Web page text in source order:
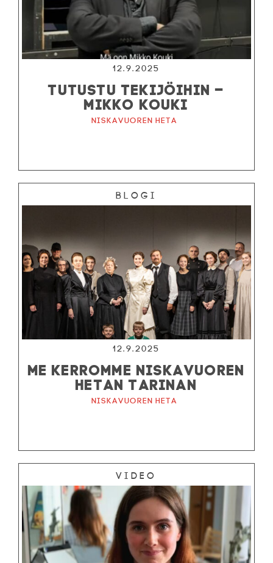
12.9.2025
TUTUSTU TEKIJÖIHIN –
MIKKO KOUKI
Niskavuoren Heta
Blogi
12.9.2025
ME KERROMME NISKAVUOREN
HETAN TARINAN
Niskavuoren Heta
Video